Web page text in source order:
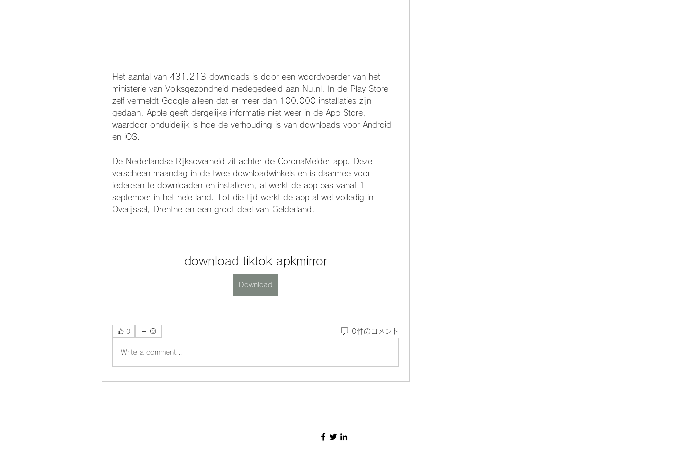
Het aantal van 431.213 downloads is door een woordvoerder van het
ministerie van Volksgezondheid medegedeeld aan Nu.nl. In de Play Store
zelf vermeldt Google alleen dat er meer dan 100.000 installaties zijn
gedaan. Apple geeft dergelijke informatie niet weer in de App Store,
waardoor onduidelijk is hoe de verhouding is van downloads voor Android
en iOS.
De Nederlandse Rijksoverheid zit achter de CoronaMelder-app. Deze
verscheen maandag in de twee downloadwinkels en is daarmee voor
iedereen te downloaden en installeren, al werkt de app pas vanaf 1
september in het hele land. Tot die tijd werkt de app al wel volledig in
Overijssel, Drenthe en een groot deel van Gelderland.
download tiktok apkmirror
Download
0 0件のコメント
Write a comment...